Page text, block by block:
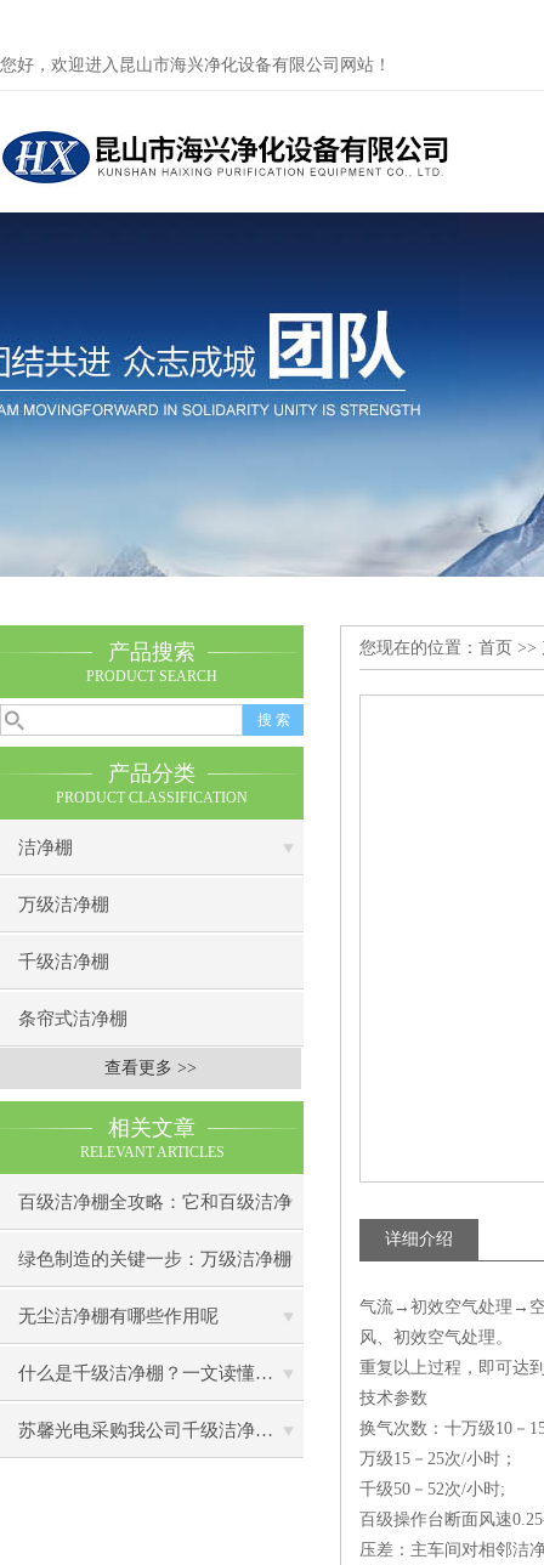
您好，欢迎进入昆山市海兴净化设备有限公司网站！
产品搜索
PRODUCT SEARCH
产品分类
PRODUCT CLASSIFICATION
洁净棚
万级洁净棚
千级洁净棚
条帘式洁净棚
查看更多 >>
相关文章
RELEVANT ARTICLES
百级洁净棚全攻略：它和百级洁净
室到底有什么区别？
绿色制造的关键一步：万级洁净棚
助力环保型半导体产业发展
无尘洁净棚有哪些作用呢
什么是千级洁净棚？一文读懂其结构特点与局部净化优势
苏馨光电采购我公司千级洁净棚普通工作台一批（7月07日）已顺利交货
您现在的位置： 首页 >>
详细介绍
气流→初效空气处理→
风、初效空气处理。
重复以上过程，即可达
技术参数
换气次数：十万级10－
万级15－25次/小时；
千级50－52次/小时;
百级操作台断面风速
压差：主车间对相邻洁